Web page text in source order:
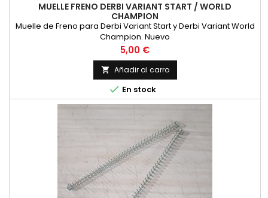
MUELLE FRENO DERBI VARIANT START / WORLD
CHAMPION
Muelle de Freno para Derbi Variant Start y Derbi Variant World
Champion. Nuevo
Precio
5,00 €
 Añadir al carro
 En stock